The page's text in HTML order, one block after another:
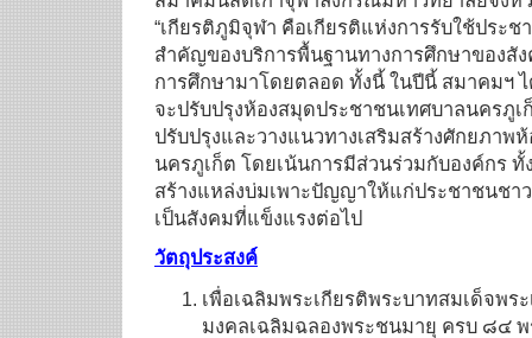
“เกียรติภูมิจุฬา คือเกียรติแห่งการรับใช้ประช
สำคัญของบริการพื้นฐานทางการศึกษาของสั
การศึกษามาโดยตลอด ทั้งนี้ ในปีนี้ สมาคมฯ
จะปรับปรุงห้องสมุดประชาชนเทศบาลนครภูเ
ปรับปรุงและวางแนวทางเสริมสร้างศักยภาพ
นครภูเก็ต โดยเน้นการมีส่วนร่วมกับองค์กร ทั้
สร้างแหล่งบ่มเพาะปัญญาให้แก่ประชาชนชา
เป็นสังคมที่แข็งแรงต่อไป
วัตถุประสงค์
เพื่อเฉลิมพระเกียรติพระบาทสมเด็จพร
มงคลเฉลิมฉลองพระชนมายุ ครบ ๘๔